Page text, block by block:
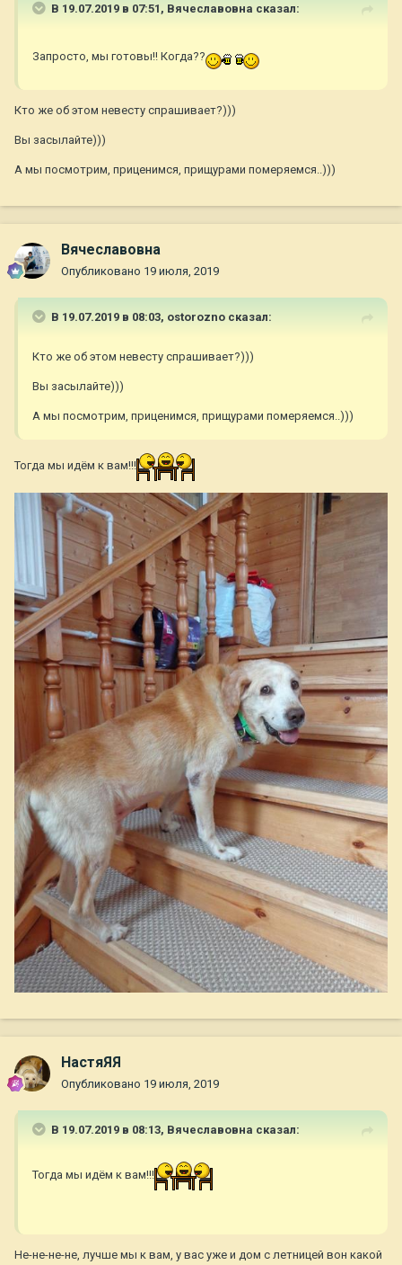
В 19.07.2019 в 07:51, Вячеславовна сказал:
Запросто, мы готовы!! Когда??
Кто же об этом невесту спрашивает?)))
Вы засылайте)))
А мы посмотрим, приценимся, прищурами померяемся..)))
Вячеславовна
Опубликовано 19 июля, 2019
В 19.07.2019 в 08:03, ostorozno сказал:
Кто же об этом невесту спрашивает?)))
Вы засылайте)))
А мы посмотрим, приценимся, прищурами померяемся..)))
Тогда мы идём к вам!!!
НастяЯЯ
Опубликовано 19 июля, 2019
В 19.07.2019 в 08:13, Вячеславовна сказал:
Тогда мы идём к вам!!!
Не-не-не-не, лучше мы к вам, у вас уже и дом с летницей вон какой